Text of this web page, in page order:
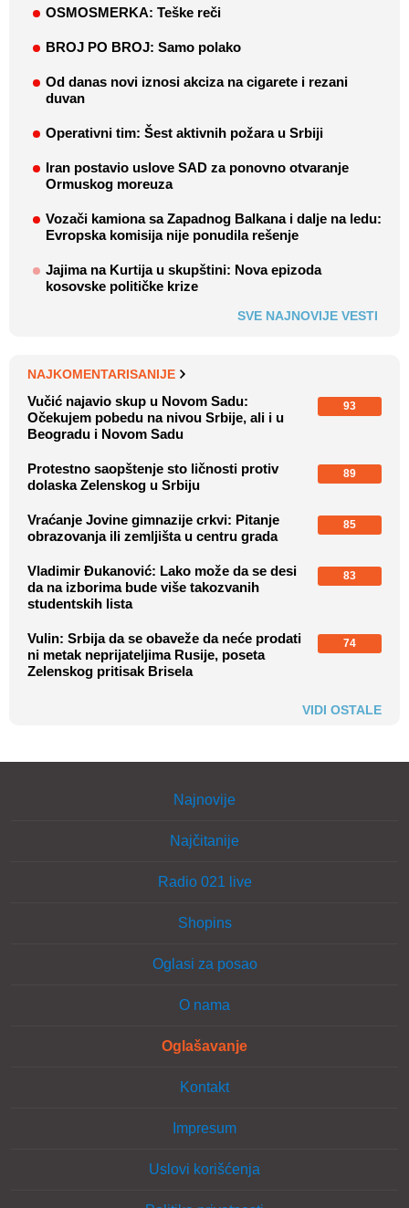
OSMOSMERKA: Teške reči
BROJ PO BROJ: Samo polako
Od danas novi iznosi akciza na cigarete i rezani
duvan
Operativni tim: Šest aktivnih požara u Srbiji
Iran postavio uslove SAD za ponovno otvaranje
Ormuskog moreuza
Vozači kamiona sa Zapadnog Balkana i dalje na ledu:
Evropska komisija nije ponudila rešenje
Jajima na Kurtija u skupštini: Nova epizoda
kosovske političke krize
SVE NAJNOVIJE VESTI
NAJKOMENTARISANIJE
Vučić najavio skup u Novom Sadu:
Očekujem pobedu na nivou Srbije, ali i u
Beogradu i Novom Sadu
93
Protestno saopštenje sto ličnosti protiv
dolaska Zelenskog u Srbiju
89
Vraćanje Jovine gimnazije crkvi: Pitanje
obrazovanja ili zemljišta u centru grada
85
Vladimir Đukanović: Lako može da se desi
da na izborima bude više takozvanih
studentskih lista
83
Vulin: Srbija da se obaveže da neće prodati
ni metak neprijateljima Rusije, poseta
Zelenskog pritisak Brisela
74
VIDI OSTALE
Najnovije
Najčitanije
Radio 021 live
Shopins
Oglasi za posao
O nama
Oglašavanje
Kontakt
Impresum
Uslovi korišćenja